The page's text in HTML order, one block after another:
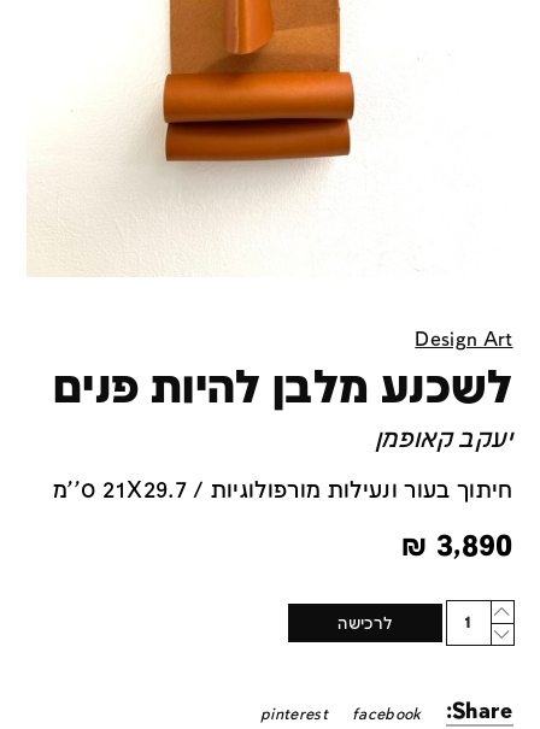
Design Art
לשכנע מלבן להיות פנים
יעקב קאופמן
חיתוך בעור ונעילות מורפולוגיות / 21X29.7 ס''מ
3,890
₪
Quantity
לרכישה
Share:
facebook
pinterest